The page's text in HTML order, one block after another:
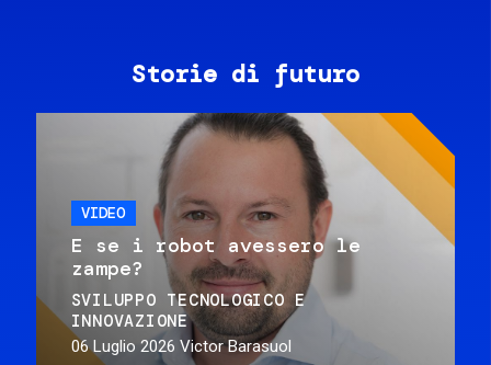
Storie di futuro
VIDEO
E se i robot avessero le
zampe?
SVILUPPO TECNOLOGICO E
INNOVAZIONE
06 Luglio 2026 Victor Barasuol